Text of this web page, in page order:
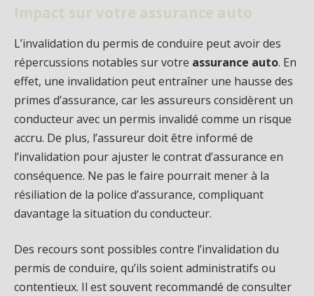
Impact sur votre assurance auto
L’invalidation du permis de conduire peut avoir des
répercussions notables sur votre assurance auto. En
effet, une invalidation peut entraîner une hausse des
primes d’assurance, car les assureurs considèrent un
conducteur avec un permis invalidé comme un risque
accru. De plus, l’assureur doit être informé de
l’invalidation pour ajuster le contrat d’assurance en
conséquence. Ne pas le faire pourrait mener à la
résiliation de la police d’assurance, compliquant
davantage la situation du conducteur.
Des recours sont possibles contre l’invalidation du
permis de conduire, qu’ils soient administratifs ou
contentieux. Il est souvent recommandé de consulter